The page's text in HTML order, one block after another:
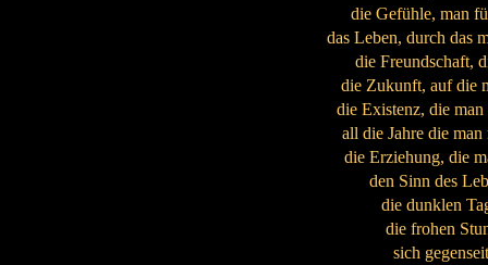
die Gefühle, man
das Leben, durch das
die Freundschaft,
die Zukunft, auf die
die Existenz, die man
all die Jahre die
die Erziehung, die
den Sinn des
die dunklen
die frohen
sich